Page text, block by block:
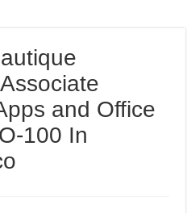
and Office
100 In